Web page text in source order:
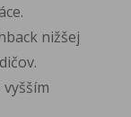
nižšej